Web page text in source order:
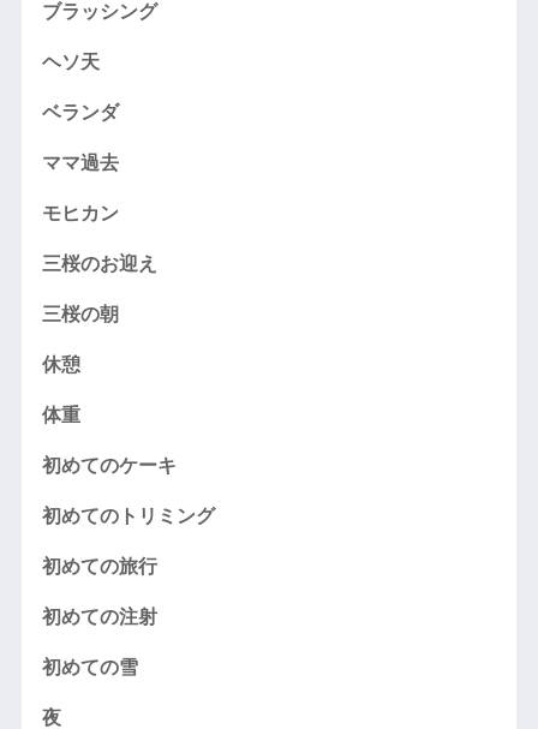
ブラッシング
ヘソ天
ベランダ
ママ過去
モヒカン
三桜のお迎え
三桜の朝
休憩
体重
初めてのケーキ
初めてのトリミング
初めての旅行
初めての注射
初めての雪
夜